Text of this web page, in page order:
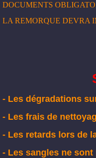
DOCUMENTS
LA REMORQUE DEVRA
- Les dégradations
- Les frais de
- Les retards lors de
- Les sangles ne